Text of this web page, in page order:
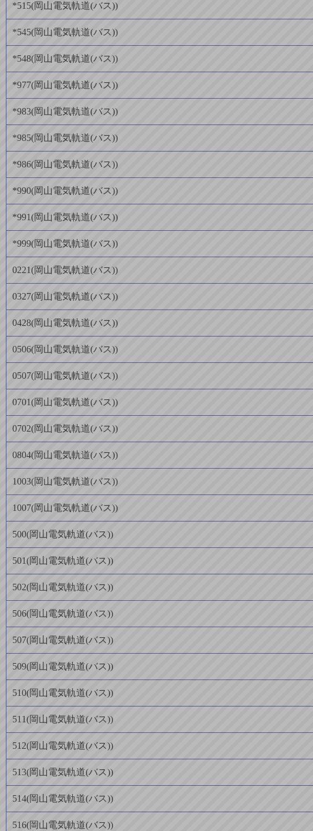
*515(岡山電気軌道(バス))
*545(岡山電気軌道(バス))
*548(岡山電気軌道(バス))
*977(岡山電気軌道(バス))
*983(岡山電気軌道(バス))
*985(岡山電気軌道(バス))
*986(岡山電気軌道(バス))
*990(岡山電気軌道(バス))
*991(岡山電気軌道(バス))
*999(岡山電気軌道(バス))
0221(岡山電気軌道(バス))
0327(岡山電気軌道(バス))
0428(岡山電気軌道(バス))
0506(岡山電気軌道(バス))
0507(岡山電気軌道(バス))
0701(岡山電気軌道(バス))
0702(岡山電気軌道(バス))
0804(岡山電気軌道(バス))
1003(岡山電気軌道(バス))
1007(岡山電気軌道(バス))
500(岡山電気軌道(バス))
501(岡山電気軌道(バス))
502(岡山電気軌道(バス))
506(岡山電気軌道(バス))
507(岡山電気軌道(バス))
509(岡山電気軌道(バス))
510(岡山電気軌道(バス))
511(岡山電気軌道(バス))
512(岡山電気軌道(バス))
513(岡山電気軌道(バス))
514(岡山電気軌道(バス))
516(岡山電気軌道(バス))